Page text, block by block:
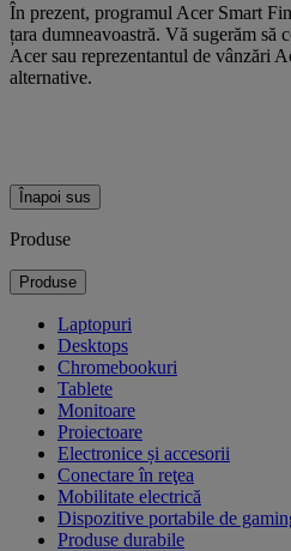
În prezent, programul Acer Smart
țara dumneavoastră. Vă sugerăm să
Acer sau reprezentantul de vânzări
alternative.
Înapoi sus
Produse
Produse
Laptopuri
Desktops
Chromebookuri
Tablete
Monitoare
Proiectoare
Electronice și accesorii
Conectare în reţea
Mobilitate electrică
Dispozitive portabile de
Produse durabile